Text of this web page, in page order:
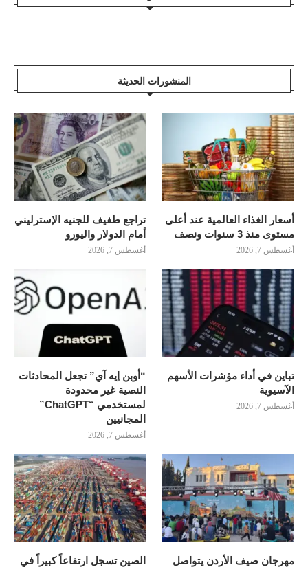
المنشورات الحديثة
أسعار الغذاء العالمية عند أعلى
مستوى منذ 3 سنوات ونصف
أغسطس 7, 2026
تراجع طفيف للجنيه الإسترليني
أمام الدولار واليورو
أغسطس 7, 2026
تباين في أداء مؤشرات الأسهم
الآسيوية
أغسطس 7, 2026
“أوبن إيه آي” تجعل المحادثات
النصية غير محدودة
لمستخدمي “ChatGPT”
المجانيين
أغسطس 7, 2026
مهرجان صيف الأردن يتواصل
الصين تسجل ارتفاعاً كبيراً في